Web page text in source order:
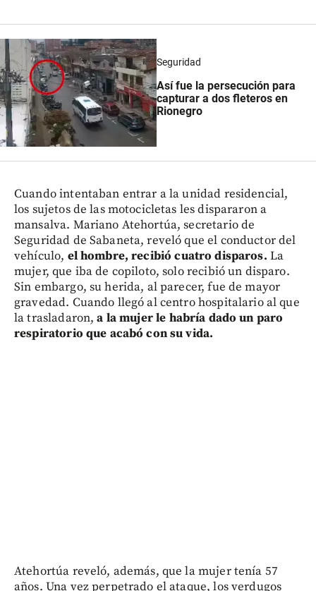
Seguridad
Así fue la persecución para
capturar a dos fleteros en
Rionegro
Cuando intentaban entrar a la unidad residencial,
los sujetos de las motocicletas les dispararon a
mansalva. Mariano Atehortúa, secretario de
Seguridad de Sabaneta, reveló que el conductor del
vehículo, el hombre, recibió cuatro disparos. La
mujer, que iba de copiloto, solo recibió un disparo.
Sin embargo, su herida, al parecer, fue de mayor
gravedad. Cuando llegó al centro hospitalario al que
la trasladaron,a la mujer le habría dado un paro
respiratorio que acabó con su vida.
Atehortúa reveló, además, que la mujer tenía 57
años. Una vez perpetrado el ataque, los verdugos